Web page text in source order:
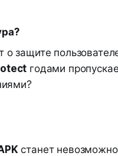
о защите
годами
станет